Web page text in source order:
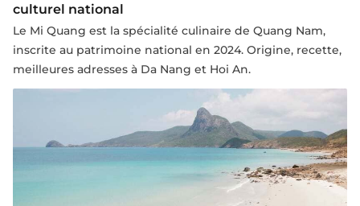
culturel national
Le Mi Quang est la spécialité culinaire de Quang Nam,
inscrite au patrimoine national en 2024. Origine, recette,
meilleures adresses à Da Nang et Hoi An.